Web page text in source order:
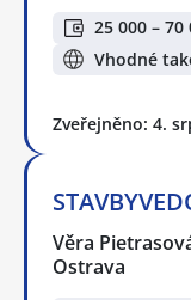
25 000 – 70
Vhodné
Zveřejněno: 4.
Věra
Ostrava